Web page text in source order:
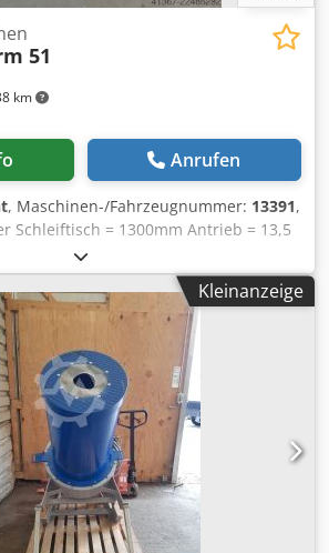
km
51
Anrufen
, Maschinen-/Fahrzeugnummer: 13391,
Schleiftisch = 1300mm Antrieb = 13,5
schwenkbar ideal zum
und Statormessern
Filtertuch Crsdjzrikyspfx AbkofKleinanzeige